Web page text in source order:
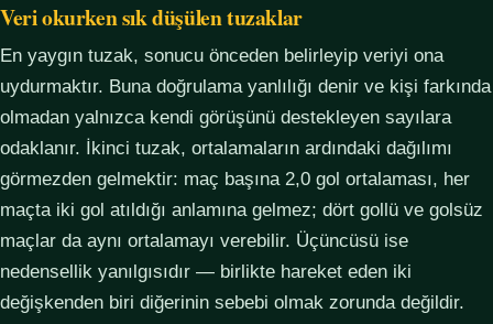
Veri okurken sık düşülen tuzaklar
En yaygın tuzak, sonucu önceden belirleyip veriyi ona
uydurmaktır. Buna doğrulama yanlılığı denir ve kişi farkında
olmadan yalnızca kendi görüşünü destekleyen sayılara
odaklanır. İkinci tuzak, ortalamaların ardındaki dağılımı
görmezden gelmektir: maç başına 2,0 gol ortalaması, her
maçta iki gol atıldığı anlamına gelmez; dört gollü ve golsüz
maçlar da aynı ortalamayı verebilir. Üçüncüsü ise
nedensellik yanılgısıdır — birlikte hareket eden iki
değişkenden biri diğerinin sebebi olmak zorunda değildir.